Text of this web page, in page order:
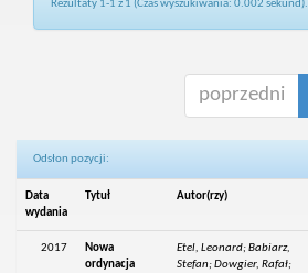
Rezultaty 1-1 z 1 (Czas wyszukiwania: 0.002 sekund).
poprzedni
Odsłon pozycji:
Data
wydania
Tytuł Autor(rzy)
2017
Nowa
ordynacja
Etel, Leonard; Babiarz,
Stefan; Dowgier, Rafał;